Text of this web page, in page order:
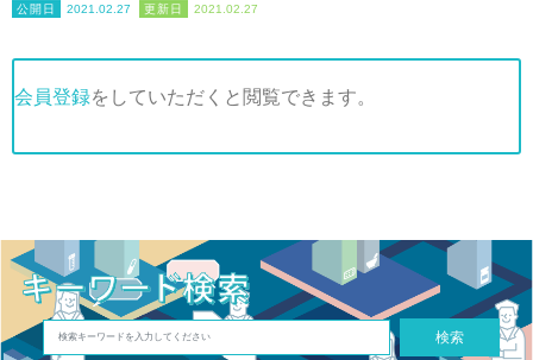
2021.02.27 2021.02.27
会員登録をしていただくと閲覧できます。
検索